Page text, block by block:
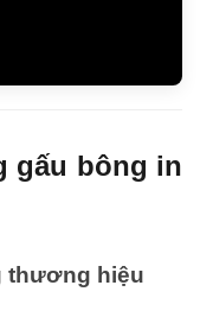
gấu bông in
thương hiệu